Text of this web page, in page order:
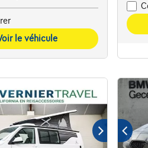
le véhicule